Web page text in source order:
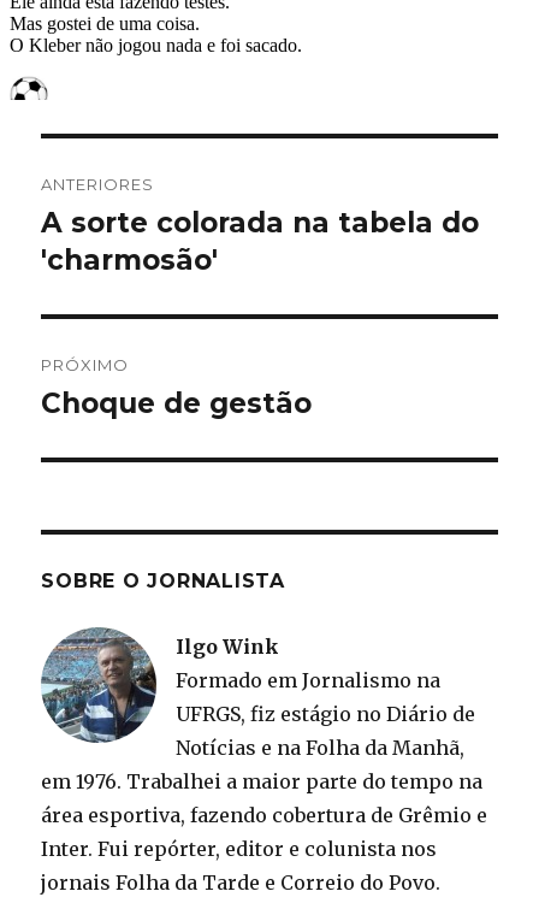
de
Post
ANTERIORES
Post
anterior:
A sorte colorada na tabela do
'charmosão'
PRÓXIMO
Próximo
Choque de gestão
SOBRE O JORNALISTA
Ilgo Wink
Formado em Jornalismo na
UFRGS, fiz estágio no Diário de
Notícias e na Folha da Manhã,
em 1976. Trabalhei a maior parte do tempo na
área esportiva, fazendo cobertura de Grêmio e
Inter. Fui repórter, editor e colunista nos
jornais Folha da Tarde e Correio do Povo.